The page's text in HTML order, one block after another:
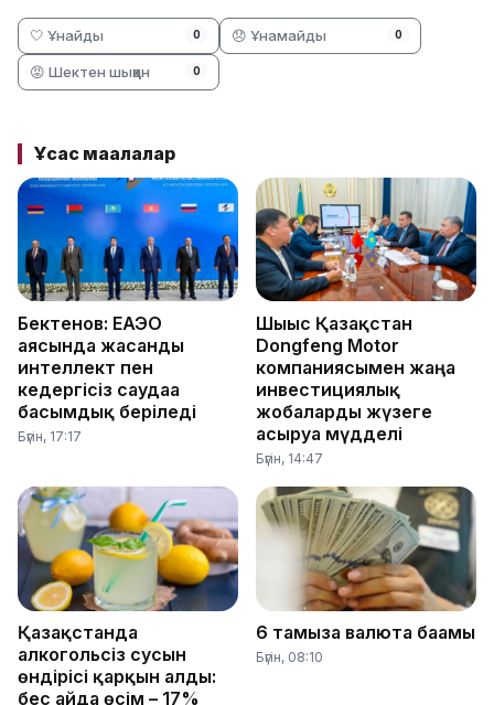
🤍 Ұнайды 0 😞 Ұнамайды 0
😡 Шектен шыққан 0
Ұқсас мақалалар
Бектенов: ЕАЭО
аясында жасанды
интеллект пен
кедергісіз саудаға
басымдық беріледі
Бүгін, 17:17
Шығыс Қазақстан
Dongfeng Motor
компаниясымен жаңа
инвестициялық
жобаларды жүзеге
асыруға мүдделі
Бүгін, 14:47
Қазақстанда
алкогольсіз сусын
өндірісі қарқын алды:
бес айда өсім – 17%
6 тамызға валюта бағамы
Бүгін, 08:10